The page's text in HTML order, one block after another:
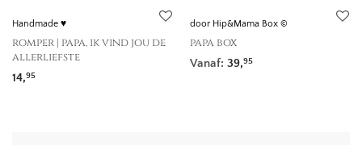
Handmade ♥
romper | papa, ik vind jou de
allerliefste
14,95
door Hip&Mama Box ©
papa box
Vanaf: 39,95